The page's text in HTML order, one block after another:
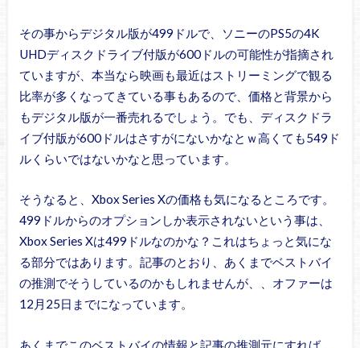
その事からデジタル版が499ドルで、ソニーのPS5の4K
UHDディスクドライブ付版が600ドルの可能性が指摘され
ていますが、本当なら映画も最近はストリーミングで観る
比率が多くなってきている事もあるので、価格と背景から
もデジタル版が一番売れるでしょう。でも、ディスクドラ
イブ付版が600ドルはさすがにないかなとｗ高くても549ド
ルくらいではないかなと思っています。
そうなると、Xbox Series Xの価格も気になるところです。
499ドルからのオプションしか表示されないという事は、
Xbox Series Xは499ドルなのかな？これはちょっと気にな
る部分ではあります。記事のとおり、あくまでベストバイ
の推測でそうしているのかもしれませんが、、オファーは
12月25日までになっています。
あくまでこのベストバイの情報と記事の推測元にすれば、